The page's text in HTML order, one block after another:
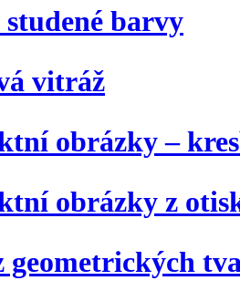
studené barvy
vitráž
obrázky –
obrázky z
geometrických